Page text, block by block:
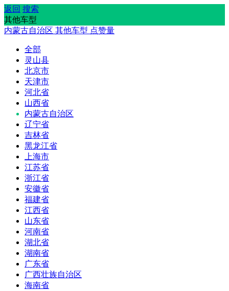
返回 搜索
其他车型
内蒙古自治区 其他车型 点赞量
全部
灵山县
北京市
天津市
河北省
山西省
内蒙古自治区
辽宁省
吉林省
黑龙江省
上海市
江苏省
浙江省
安徽省
福建省
江西省
山东省
河南省
湖北省
湖南省
广东省
广西壮族自治区
海南省